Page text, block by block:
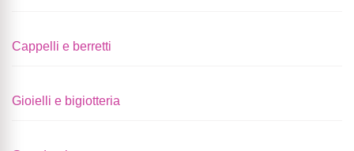
Cappelli e berretti
Gioielli e bigiotteria